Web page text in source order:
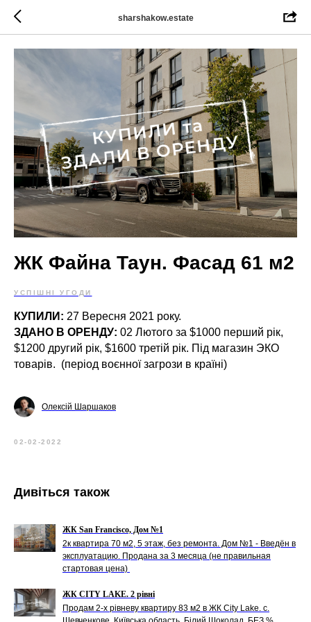
sharshakow.estate
ЖК Файна Таун. Фасад 61 м2
УСПІШНІ УГОДИ
КУПИЛИ: 27 Вересня 2021 року.
ЗДАНО В ОРЕНДУ: 02 Лютого за $1000 перший рік,
$1200 другий рік, $1600 третій рік. Під магазин ЭКО
товарів. (період воєнної загрози в країні)
Олексій Шаршаков
02-02-2022
Дивіться також
ЖК San Francisco, Дом №1
2к квартира 70 м2, 5 этаж, без ремонта. Дом №1 - Введён в
эксплуатацию. Продана за 3 месяца (не правильная
стартовая цена)
ЖК CITY LAKE. 2 рівні
Продам 2-х рівневу квартиру 83 м2 в ЖК City Lake. с.